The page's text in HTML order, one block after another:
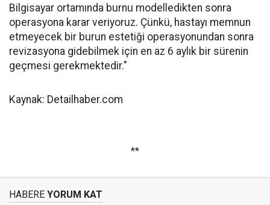
Bilgisayar ortamında burnu modelledikten sonra
operasyona karar veriyoruz. Çünkü, hastayı memnun
etmeyecek bir burun estetiği operasyonundan sonra
revizasyona gidebilmek için en az 6 aylık bir sürenin
geçmesi gerekmektedir."
Kaynak: Detailhaber.com
**
HABERE YORUM KAT